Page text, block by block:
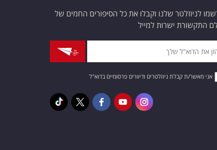
לניוזלטר שלנו וקבלו את כל הסיפורים החמים של
התקשורת ישרות למייל
אני מאשר/ת קבלת ניוזלטרים ודיוורים פרסומיים בדוא"ל